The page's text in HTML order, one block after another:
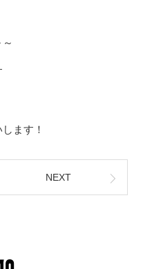
ます！
NEXT